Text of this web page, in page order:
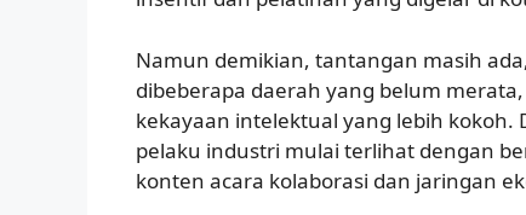
Namun demikian, tantangan masih
dibeberapa daerah yang belum
kekayaan intelektual yang lebih kokoh.
pelaku industri mulai terlihat dengan
konten acara kolaborasi dan jaringan